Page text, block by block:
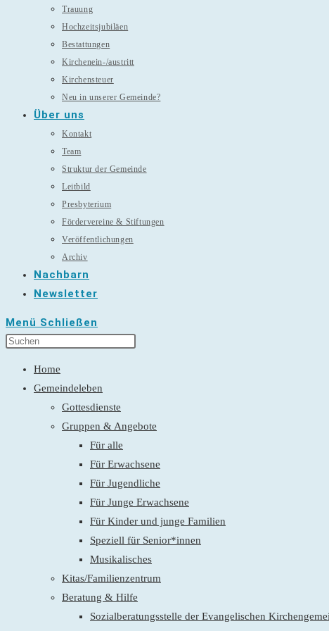
Trauung
Hochzeitsjubiläen
Bestattungen
Kirchenein-/austritt
Kirchensteuer
Neu in unserer Gemeinde?
Über uns
Kontakt
Team
Struktur der Gemeinde
Leitbild
Presbyterium
Fördervereine & Stiftungen
Veröffentlichungen
Archiv
Nachbarn
Newsletter
Menü Schließen
Home
Gemeindeleben
Gottesdienste
Gruppen & Angebote
Für alle
Für Erwachsene
Für Jugendliche
Für Junge Erwachsene
Für Kinder und junge Familien
Speziell für Senior*innen
Musikalisches
Kitas/Familienzentrum
Beratung & Hilfe
Sozialberatungsstelle der Evangelischen